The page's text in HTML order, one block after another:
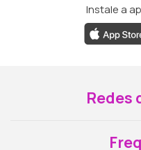
Instale a
Redes